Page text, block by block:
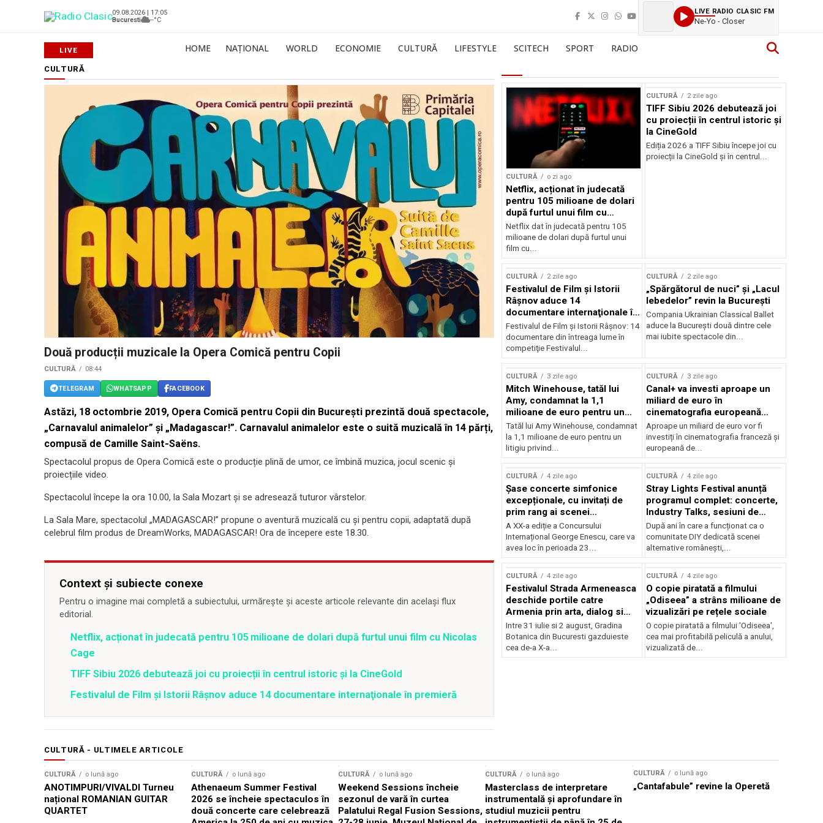
09.08.2026 | 17:05
Bucuresti
--°C
LIVE RADIO CLASIC FM
Ne-Yo - Closer
HOME NAȚIONAL WORLD ECONOMIE CULTURĂ LIFESTYLE SCITECH SPORT RADIO
CULTURĂ
Două producții muzicale la Opera Comică pentru Copii
CULTURĂ 08:44
TELEGRAM WHATSAPP FACEBOOK
Astăzi, 18 octombrie 2019, Opera Comică pentru Copii din Bucureşti prezintă două spectacole,
„Carnavalul animalelor” și „Madagascar!”. Carnavalul animalelor este o suită muzicală în 14 părți,
compusă de Camille Saint-Saëns.
Spectacolul propus de Opera Comică este o producție plină de umor, ce îmbină muzica, jocul scenic și
proiecțiile video.
Spectacolul începe la ora 10.00, la Sala Mozart și se adresează tuturor vârstelor.
La Sala Mare, spectacolul „MADAGASCAR!” propune o aventură muzicală cu și pentru copii, adaptată după
celebrul film produs de DreamWorks, MADAGASCAR! Ora de începere este 18.30.
Context și subiecte conexe
Pentru o imagine mai completă a subiectului, urmărește și aceste articole relevante din același flux
editorial.
Netflix, acționat în judecată pentru 105 milioane de dolari după furtul unui film cu Nicolas
Cage
TIFF Sibiu 2026 debutează joi cu proiecții în centrul istoric și la CineGold
Festivalul de Film şi Istorii Râşnov aduce 14 documentare internaţionale în premieră
CULTURĂ o zi ago
Netflix, acționat în judecată
pentru 105 milioane de dolari
după furtul unui film cu
Nicolas Cage
Netflix dat în judecată pentru 105
milioane de dolari după furtul unui
film cu...
CULTURĂ 2 zile ago
TIFF Sibiu 2026 debutează joi
cu proiecții în centrul istoric și
la CineGold
Ediția 2026 a TIFF Sibiu începe joi cu
proiecții la CineGold și în centrul...
CULTURĂ 2 zile ago
Festivalul de Film şi Istorii
Râşnov aduce 14
documentare internaţionale în
premieră
Festivalul de Film şi Istorii Râşnov: 14
documentare din întreaga lume în
competiţie Festivalul...
CULTURĂ 2 zile ago
„Spărgătorul de nuci” și „Lacul
lebedelor” revin la București
Compania Ukrainian Classical Ballet
aduce la București două dintre cele
mai iubite spectacole din...
CULTURĂ 3 zile ago
Mitch Winehouse, tatăl lui
Amy, condamnat la 1,1
milioane de euro pentru un
litigiu pierdut
Tatăl lui Amy Winehouse, condamnat
la 1,1 milioane de euro pentru un
litigiu privind...
CULTURĂ 3 zile ago
Canal+ va investi aproape un
miliard de euro în
cinematografia europeană
până în 2032
Aproape un miliard de euro vor fi
investiți în cinematografia franceză și
europeană de...
CULTURĂ 4 zile ago
Șase concerte simfonice
excepționale, cu invitați de
prim rang ai scenei
internaționale și ansambluri
orchestrale românești de
prestigiu, în programul
Concursului Enescu 2026
A XX-a ediție a Concursului
Internațional George Enescu, care va
avea loc în perioada 23...
CULTURĂ 4 zile ago
Stray Lights Festival anunță
programul complet: concerte,
Industry Talks, sesiuni de
audiție și noi opțiuni de
participare pentru public
După ani în care a funcționat ca o
comunitate DIY dedicată scenei
alternative românești,...
CULTURĂ 4 zile ago
Festivalul Strada Armeneasca
deschide portile catre
Armenia prin arta, dialog si
patrimoniu, intre 31 iulie si 2
august, la Gradina Botanica din
Bucuresti
Intre 31 iulie si 2 august, Gradina
Botanica din Bucuresti gazduieste
cea de-a X-a...
CULTURĂ 4 zile ago
O copie piratată a filmului
„Odiseea” a strâns milioane de
vizualizări pe rețele sociale
O copie piratată a filmului 'Odiseea',
cea mai profitabilă peliculă a anului,
vizualizată de...
CULTURĂ - ULTIMELE ARTICOLE
CULTURĂ o lună ago
ANOTIMPURI/VIVALDI Turneu
național ROMANIAN GUITAR
QUARTET
CULTURĂ o lună ago
Athenaeum Summer Festival
2026 se încheie spectaculos în
două concerte care celebrează
CULTURĂ o lună ago
Weekend Sessions încheie
sezonul de vară în curtea
Palatului Regal Fusion Sessions,
CULTURĂ o lună ago
Masterclass de interpretare
instrumentală și aprofundare în
studiul muzicii pentru
CULTURĂ o lună ago
„Cantafabule” revine la Operetă